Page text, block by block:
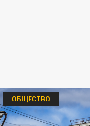
ОБЩЕСТВО